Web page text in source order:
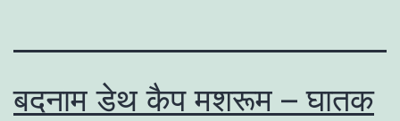
बदनाम डेथ कैप मशरूम – घातक